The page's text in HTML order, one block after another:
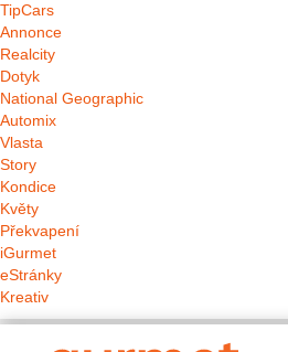
TipCars
Annonce
Realcity
Dotyk
National Geographic
Automix
Vlasta
Story
Kondice
Květy
Překvapení
iGurmet
eStránky
Kreativ